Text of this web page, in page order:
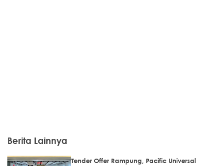
Berita Lainnya
Tender Offer Rampung, Pacific Universal